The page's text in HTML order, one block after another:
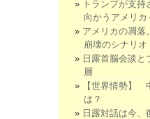
トランプが支持
向かうアメリカ
アメリカの凋落
崩壊のシナリオ
日露首脳会談と
層
【世界情勢】
は？
日露対話は今、